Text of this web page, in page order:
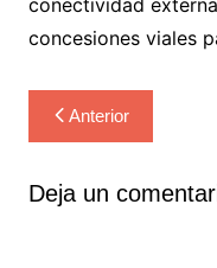
concesiones viales
Navegación
de
entradas
Anterior
Deja un